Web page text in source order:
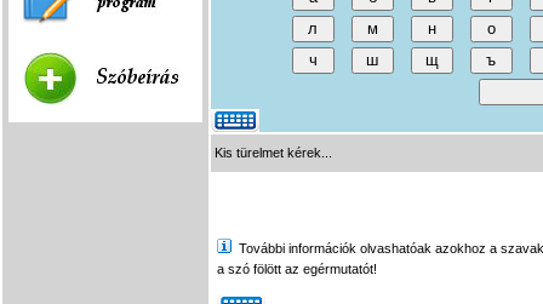
Kis türelmet kérek...
További információk olvashatóak azokhoz a
a szó fölött az egérmutatót!